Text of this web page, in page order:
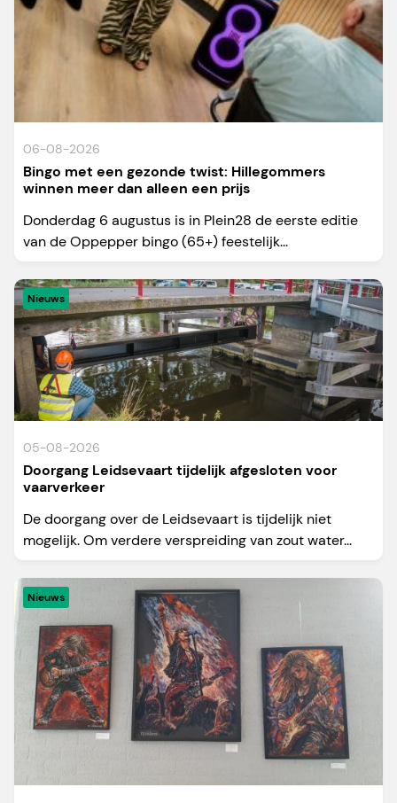
06-08-2026
Bingo met een gezonde twist: Hillegommers
winnen meer dan alleen een prijs
Donderdag 6 augustus is in Plein28 de eerste editie
van de Oppepper bingo (65+) feestelijk...
Nieuws
05-08-2026
Doorgang Leidsevaart tijdelijk afgesloten voor
vaarverkeer
De doorgang over de Leidsevaart is tijdelijk niet
mogelijk. Om verdere verspreiding van zout water...
Nieuws